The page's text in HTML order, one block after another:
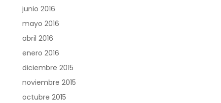
junio 2016
mayo 2016
abril 2016
enero 2016
diciembre 2015
noviembre 2015
octubre 2015